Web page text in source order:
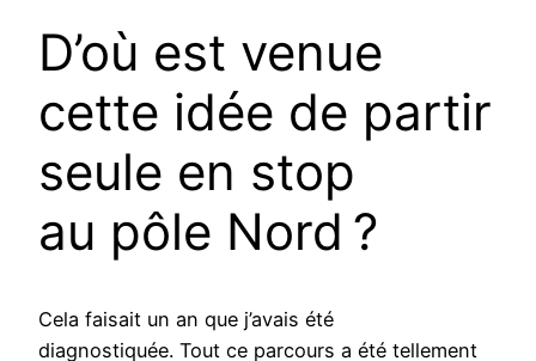
D’où est venue
cette idée de partir
seule en stop
au pôle Nord ?
Cela faisait un an que j’avais été
diagnostiquée. Tout ce parcours a été tellement